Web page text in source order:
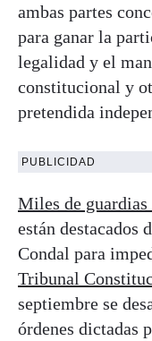
ambas partes
para ganar la
legalidad y el
constitucional y
pretendida
PUBLICIDAD
Miles de
están destacados
Condal para
Tribunal
septiembre se
órdenes dictadas